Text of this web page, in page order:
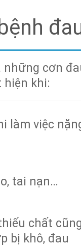
cơn
hiện khi:
làm việc
tai nạn…
chất cũng
bị khô, đau